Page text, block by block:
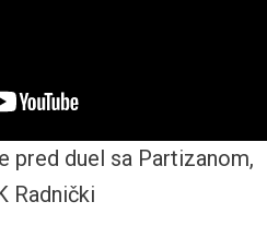
pred duel sa Partizanom,
Radnički